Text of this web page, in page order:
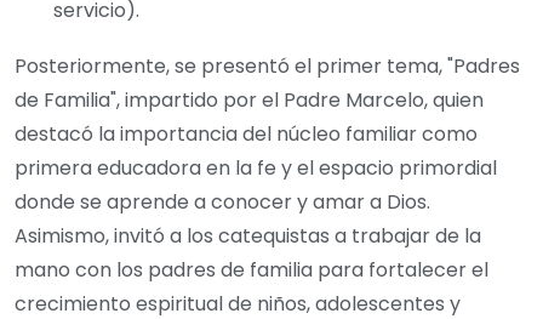
servicio).
Posteriormente, se presentó el primer tema, "Padres
de Familia", impartido por el Padre Marcelo, quien
destacó la importancia del núcleo familiar como
primera educadora en la fe y el espacio primordial
donde se aprende a conocer y amar a Dios.
Asimismo, invitó a los catequistas a trabajar de la
mano con los padres de familia para fortalecer el
crecimiento espiritual de niños, adolescentes y